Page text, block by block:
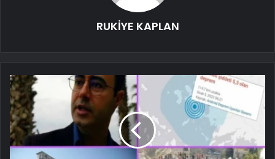
RUKİYE KAPLAN